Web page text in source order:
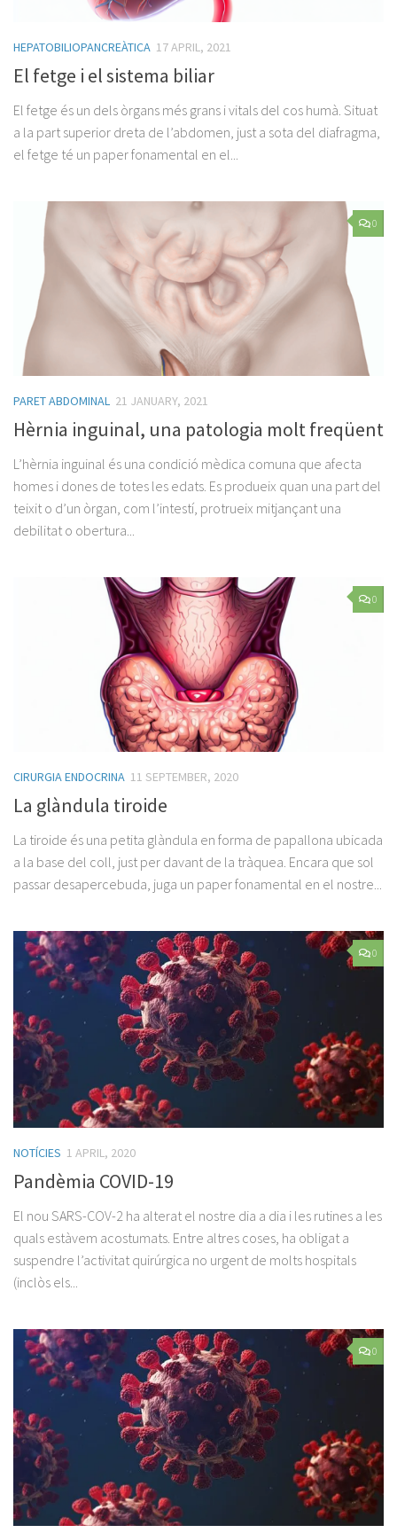
HEPATOBILIOPANCREÀTICA 17 APRIL, 2021
El fetge i el sistema biliar
El fetge és un dels òrgans més grans i vitals del cos humà. Situat
a la part superior dreta de l’abdomen, just a sota del diafragma,
el fetge té un paper fonamental en el...
0
PARET ABDOMINAL 21 JANUARY, 2021
Hèrnia inguinal, una patologia molt freqüent
L’hèrnia inguinal és una condició mèdica comuna que afecta
homes i dones de totes les edats. Es produeix quan una part del
teixit o d’un òrgan, com l’intestí, protrueix mitjançant una
debilitat o obertura...
0
CIRURGIA ENDOCRINA 11 SEPTEMBER, 2020
La glàndula tiroide
La tiroide és una petita glàndula en forma de papallona ubicada
a la base del coll, just per davant de la tràquea. Encara que sol
passar desapercebuda, juga un paper fonamental en el nostre...
0
NOTÍCIES 1 APRIL, 2020
Pandèmia COVID-19
El nou SARS-COV-2 ha alterat el nostre dia a dia i les rutines a les
quals estàvem acostumats. Entre altres coses, ha obligat a
suspendre l’activitat quirúrgica no urgent de molts hospitals
(inclòs els...
0